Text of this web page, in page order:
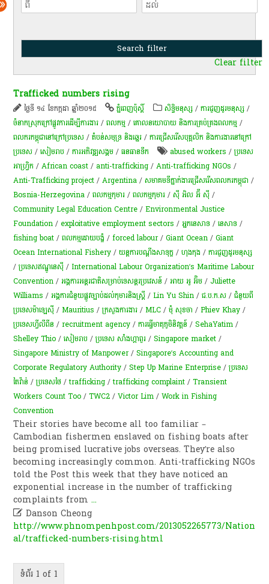
Clear filter
Trafficked numbers rising
ថ្ងៃទី ១៤ ខែកក្កដា ឆ្នាំ២០១៥ ភ្នំពេញប៉ុស្តិ៍ សិទ្ធិមនុស្ស /ការជួញដូរមនុស្ស /
ចំនាកស្រុកក្រៅផ្លូវការដើម្បីការងារ /ពល​កម្ម /គោលនយោបាយ និងការគ្រប់គ្រងពលកម្ម/
ពលករកម្ពុជានៅក្រៅប្រទេស /​តំបន់​សមុទ្រ និង​ឆ្នេរ​ /ការជ្រើសរើសបុគ្គលិក និងការងារនៅក្រៅ
ប្រទេស /សៀមរាប /ការ​អភិវឌ្ឍ​សង្គម /​ធនធាន​ទឹក​ abused workers /ប្រទេស​
អាហ្វ្រិក /African coast /anti-trafficking /Anti-trafficking NGOs /
Anti-Trafficking project /Argentina /​សមាគម​ទី​ភ្នាក់​ងារ​ជ្រើស​រើស​ពល​ករ​កម្ពុជា​/
Bosnia-Herzegovina /ពលកម្ម​កុមារ /ពលកម្ម​កុមារ​ /ស៊ី អិល អ៊ី ស៊ី /
Community Legal Education Centre /Environmental Justice
Foundation / exploitative employment sectors /អ្នកនេសាទ /នេសាទ /
fishing boat /ពលកម្មដោយបង្ខំ /forced labour/Giant Ocean /Giant
Ocean International Fishery /យន្តការបណ្តឹងសាទុក្ខ /ហុងកុង /ការជួញដូរមនុស្ស
/ប្រទេសឥណ្ឌូនេស៊ី /International Labour Organization’s Maritime Labour
Convention /​អង្គការ​អន្តរជាតិ​សម្រាប់​ទេសន្តរ​ប្រវេសន៍​ /អាយ​ អូ អ៊ិម /Juliette
Williams /អង្គការ​​​ជំនួយ​​​​​​ផ្លូវ​​​ច្បាប់​​​ដល់​​​កុមារ​​​និង​​​ស្ត្រី /Lin Yu Shin /ជ.ប.ក.ស /ជំនួយពី
ប្រទេសម៉ាឡេស៊ី​​/Mauritius /ក្រសួងការងារ /MLC /មុំ សុខចា /Phiev Khay /
ប្រទេសហ្វីលីពីន /recruitment agency /​ការ​ធ្វើ​មាតុភូមិ​និវត្តន៍ /SehaYatim /
Shelley Thio /សៀមរាប /ប្រទេស សាំងហ្គាពួរ /Singapore market /
Singapore Ministry of Manpower/Singapore’s Accounting and
Corporate Regulatory Authority /Step Up Marine Enterprise /ប្រទេស
តៃវ៉ាន់ /ប្រទេសថៃ /trafficking /trafficking complaint /Transient
Workers Count Too /TWC2 /Victor Lim /Work in Fishing
Convention
Their stories have become all too familiar –
Cambodian fishermen enslaved on fishing boats after
being promised lucrative jobs overseas. They’re also
becoming increasingly common. Anti-trafficking NGOs
told the Post this week that they have noticed an
exponential increase in the number of trafficking
complaints from...
 Danson Cheong
http://www.phnompenhpost.com/2013052265773/Nation
al/trafficked-numbers-rising.html
ទំព័រ 1 of 1